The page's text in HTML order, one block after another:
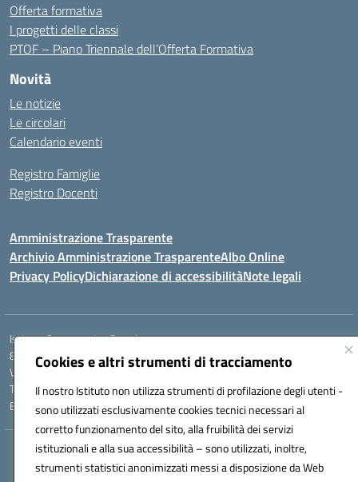
Cookies e altri strumenti di tracciamento
Il nostro Istituto non utilizza strumenti di profilazione degli utenti -
sono utilizzati esclusivamente cookies tecnici necessari al
corretto funzionamento del sito, alla fruibilità dei servizi
istituzionali e alla sua accessibilità – sono utilizzati, inoltre,
strumenti statistici anonimizzati messi a disposizione da Web
Offerta formativa
I progetti delle classi
PTOF – Piano Triennale dell’Offerta Formativa
Novità
Le notizie
Le circolari
Calendario eventi
Registro Famiglie
Registro Docenti
Amministrazione Trasparente
Archivio Amministrazione TrasparenteAlbo Online
Privacy PolicyDichiarazione di accessibilitàNote legali
Istituto Comprensivo Statale
8° G. FALCONE – R. SCAUDA"
Via Cupa Campanariello, 5 - 80059, Torre del Greco (NA)
Tel. +39 0818834377 - Fax +39 0818834377 - Cod.Fisc. 95170530638
Email: naic8df00a@istruzione.it - PEC: naic8df00a@pec.istruzione.it
Hosting & Powered by 3D Solution S.r.l.
Concept & Design by Designers Italia